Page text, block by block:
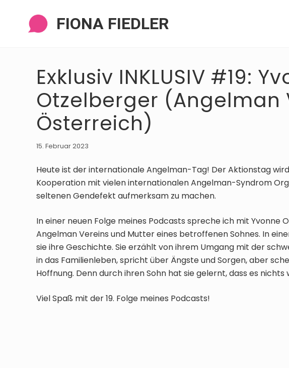
Navigation
springen
springen
Seitenspalte
springen
Fußzeile
springen
FIONA FIEDLER
Exklusiv INKLUSIV #19:
Otzelberger (Angelman
Österreich)
15. Februar 2023
Heute ist der internationale Angelman-Tag! Der Aktionstag
Kooperation mit vielen internationalen Angelman-Syndrom
seltenen Gendefekt aufmerksam zu machen.
In einer neuen Folge meines Podcasts spreche ich mit Yvonne
Angelman Vereins und Mutter eines betroffenen Sohnes. In
sie ihre Geschichte. Sie erzählt von ihrem Umgang mit der
in das Familienleben, spricht über Ängste und Sorgen, aber
Hoffnung. Denn durch ihren Sohn hat sie gelernt, dass es nichts
Viel Spaß mit der 19. Folge meines Podcasts!